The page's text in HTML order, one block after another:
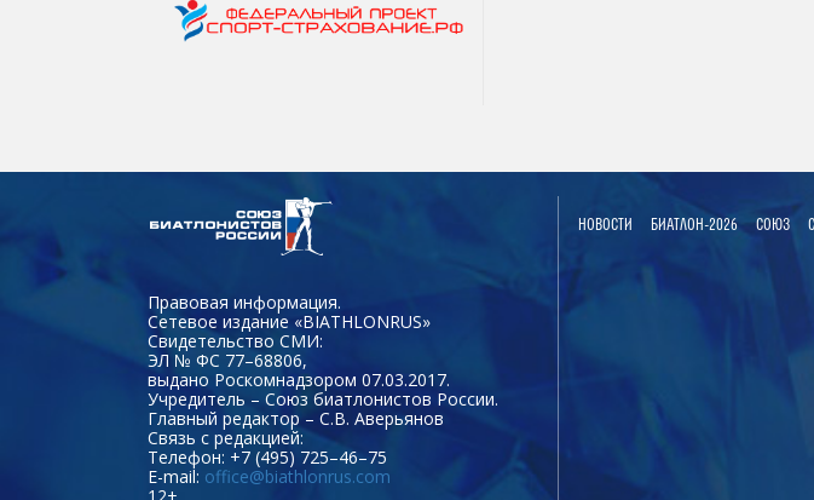
Правовая информация.
Сетевое издание «BIATHLONRUS»
Свидетельство СМИ:
ЭЛ № ФС 77–68806,
выдано Роскомнадзором 07.03.2017.
Учредитель – Союз биатлонистов России.
Главный редактор – С.В. Аверьянов
Связь с редакцией:
Телефон: +7 (495) 725–46–75
E-mail: office@biathlonrus.com
НОВОСТИ БИАТЛОН-2026 СОЮЗ